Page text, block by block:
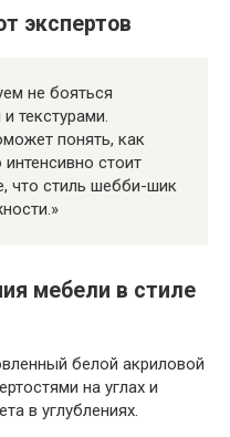
экспертов
не бояться
текстурами.
понять, как
стоит
что стиль шебби-шик
мебели в стиле
белой акриловой
на углах и
в углублениях.